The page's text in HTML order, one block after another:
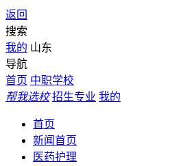
返回
搜索
我的 山东
导航
首页 中职学校
帮我选校 招生专业 我的
首页
新闻首页
医药护理